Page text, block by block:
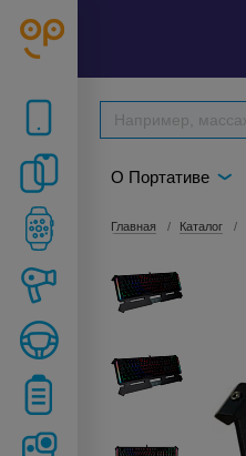
О Портативе
Главная Каталог